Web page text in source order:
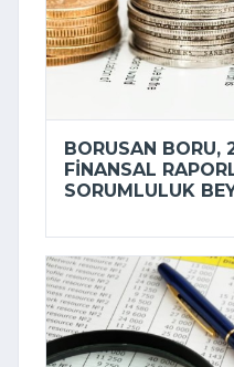
BORUSAN BORU,
FINANSAL
SORUMLULUK